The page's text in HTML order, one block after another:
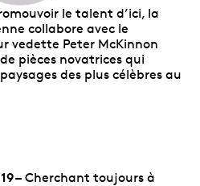
le talent d’ici, la
collabore avec le
vedette Peter McKinnon
pièces novatrices qui
des plus célèbres au
– Cherchant toujours à